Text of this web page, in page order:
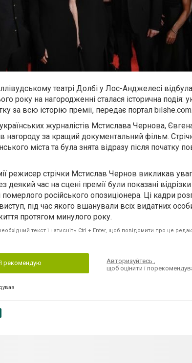
театрі Долбі у Лос-Анджелесі
року на нагородженні сталася історична подія:
за всю історію премії, передає портал bilshe.com.
журналістів Мстислава Чернова,
нагороду за кращий документальний фільм.
міста та була знята відразу після початку
режисер стрічки Мстислав Чернов викликав
деякий час на сцені премії були показані
російського опозиціонера. Ці кадри
під час якого вшанували всіх видатних
протягом минулого року.
текст і натисніть Ctrl + Enter, щоб повідомити про це
рекомендую Авторизуйтесь,
щоб оцінити і